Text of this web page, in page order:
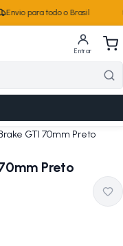
Envio para todo o Brasil
Entrar
GTI 70mm Preto
Preto